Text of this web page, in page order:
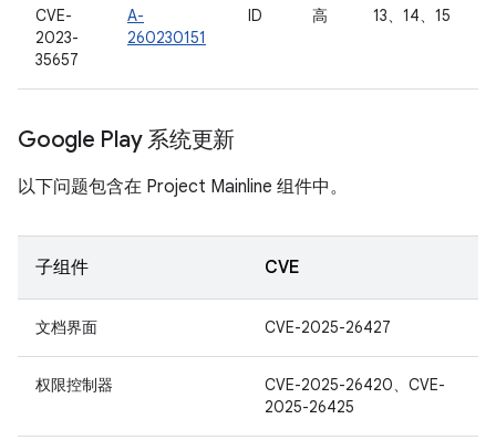
CVE-
2023-
35657
A-
260230151
ID 高 13、14、15
Google Play 系统更新
以下问题包含在 Project Mainline 组件中。
子组件 CVE
文档界面 CVE-2025-26427
权限控制器
CVE-2025-26420、CVE-
2025-26425